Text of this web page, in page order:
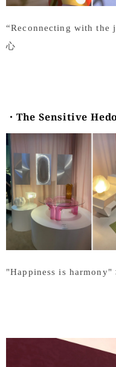
“Reconnecting with the
心
・ The Sensitive
"Happiness is harmony"